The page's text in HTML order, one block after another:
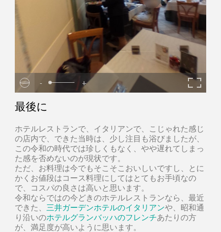
- +
最後に
ホテルレストランで、イタリアンで、こじゃれた感じ
の店内で、できた当時は、少し注目も浴びましたが、
この令和の時代では珍しくもなく、やや遅れてしまっ
た感を否めないのが現状です。
ただ、お料理は今でもそこそこおいしいですし、とに
かくお値段はコース料理にしてはとてもお手頃なの
で、コスパの良さは高いと思います。
令和ならではの今どきのホテルレストランなら、最近
できた、 三井ガーデンホテルのイタリアンや、昭和通
り沿いのホテルグランバッハのフレンチあたりの方
が、満足度が高いように思います。